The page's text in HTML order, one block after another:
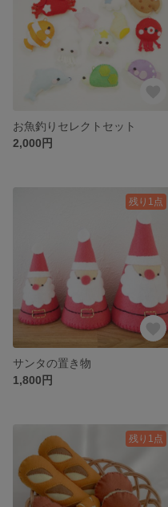
お魚釣りセレクトセット
2,000円
残り1点
サンタの置き物
1,800円
残り1点